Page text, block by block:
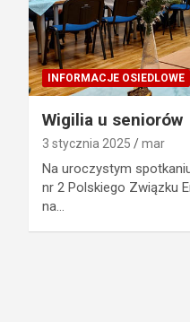
INFORMACJE OSIEDLOWE
Wigilia u seniorów
3 stycznia 2025 mar
Na uroczystym
nr 2 Polskiego Związku
na…